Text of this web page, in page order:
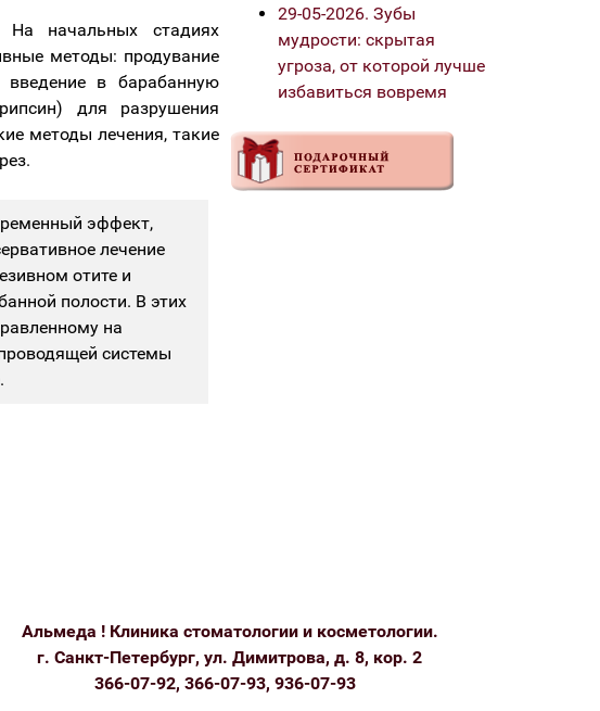
На начальных стадиях
методы: продувание
в барабанную
для разрушения
методы лечения, такие
эффект,
лечение
отите и
полости. В этих
на
системы
29-05-2026. Зубы
мудрости: скрытая
угроза, от которой лучше
избавиться вовремя
Альмеда ! Клиника стоматологии и косметологии.
г. Санкт-Петербург, ул. Димитрова, д. 8, кор. 2
366-07-92, 366-07-93, 936-07-93